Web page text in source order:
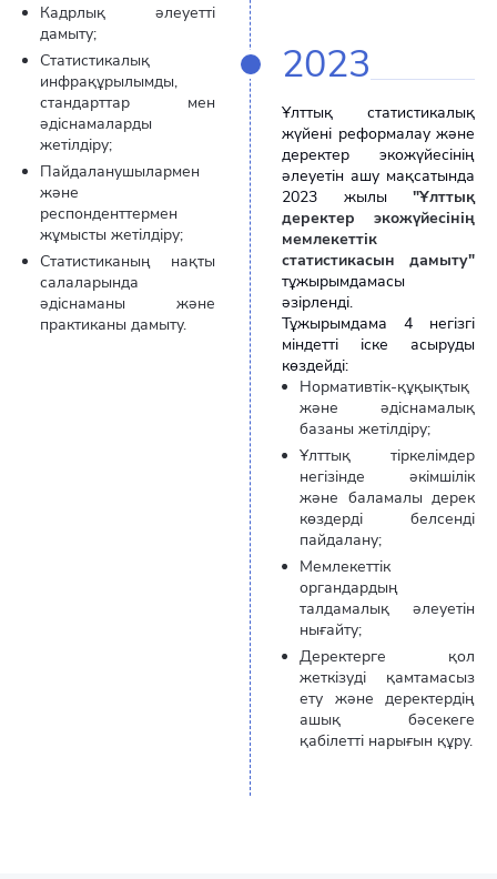
Кадрлық әлеуетті
дамыту;
Статистикалық
инфрақұрылымды,
стандарттар мен
әдіснамаларды
жетілдіру;
Пайдаланушылармен
және
респонденттермен
жұмысты жетілдіру;
Статистиканың нақты
салаларында
әдіснаманы және
практиканы дамыту.
2023
Ұлттық статистикалық
жүйені реформалау және
деректер экожүйесінің
әлеуетін ашу мақсатында
2023 жылы "Ұлттық
деректер экожүйесінің
мемлекеттік
статистикасын дамыту"
тұжырымдамасы
әзірленді.
Тұжырымдама 4 негізгі
міндетті іске асыруды
көздейді:
Нормативтік-құқықтық
және әдіснамалық
базаны жетілдіру;
Ұлттық тіркелімдер
негізінде әкімшілік
және баламалы дерек
көздерді белсенді
пайдалану;
Мемлекеттік
органдардың
талдамалық әлеуетін
нығайту;
Деректерге қол
жеткізуді қамтамасыз
ету және деректердің
ашық бәсекеге
қабілетті нарығын құру.